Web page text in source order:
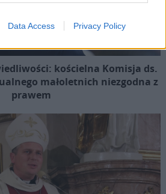
Data Access Privacy Policy
kościelna Komisja ds.
małoletnich niezgodna z
prawem